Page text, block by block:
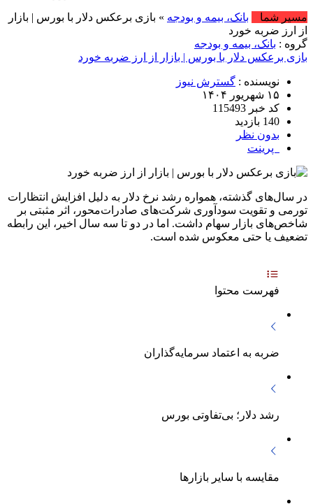
مسیر شما
بانک، بیمه و بودجه » بازی برعکس دلار با بورس | بازار
از ارز ضربه خورد
گروه : بانک، بیمه و بودجه
بازی برعکس دلار با بورس | بازار از ارز ضربه خورد
نویسنده : گسترش نیوز
۱۵ شهریور ۱۴۰۴
کد خبر 115493
140 بازدید
بدون نظر
پرینت
در سال‌های گذشته، همواره رشد نرخ دلار به دلیل افزایش انتظارات
تورمی و تقویت سودآوری شرکت‌های صادرات‌محور، اثر مثبتی بر
شاخص‌های بازار سهام داشت. اما در دو تا سه سال اخیر، این رابطه
تضعیف یا حتی معکوس شده است.
فهرست محتوا
ضربه به اعتماد سرمایه‌گذاران
رشد دلار؛ بی‌تفاوتی بورس
مقایسه با سایر بازارها